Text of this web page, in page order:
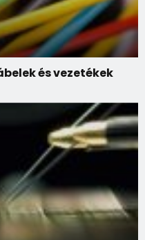
és vezetékek